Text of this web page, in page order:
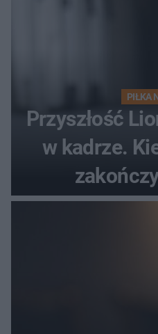
PIŁKA
Przyszłość
w kadrze.